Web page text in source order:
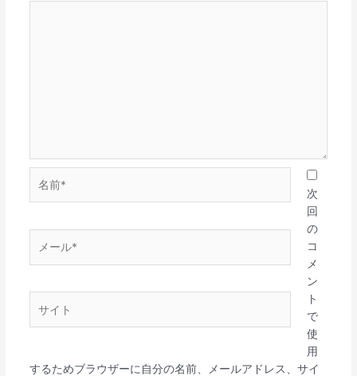
ー
*
次
回
の
コ
メ
ン
ト
で
使
用
するためブラウザーに自分の名前、メールアドレス、サイ